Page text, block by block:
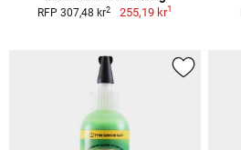
RFP 307,48 kr2 255,19 kr1